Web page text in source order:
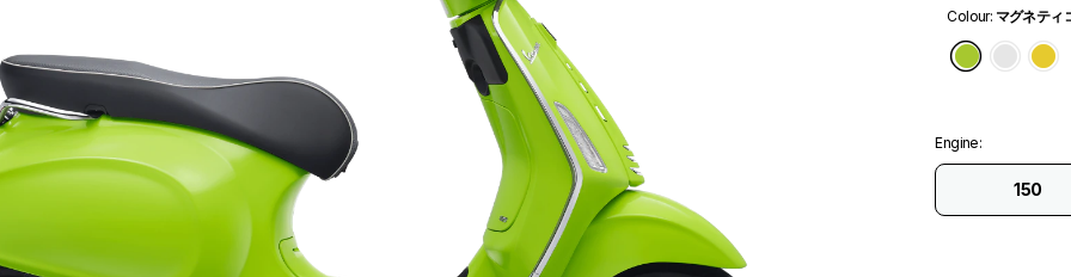
Colour: マグネティ
マグネ
イノ
Engine:
150